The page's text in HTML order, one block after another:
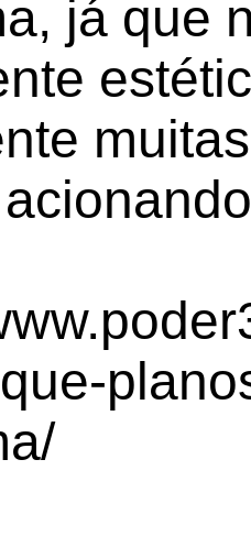
já que